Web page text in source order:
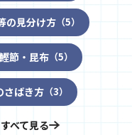
の見分け方（5）
鰹節・昆布（5）
さばき方（3）
すべて見る